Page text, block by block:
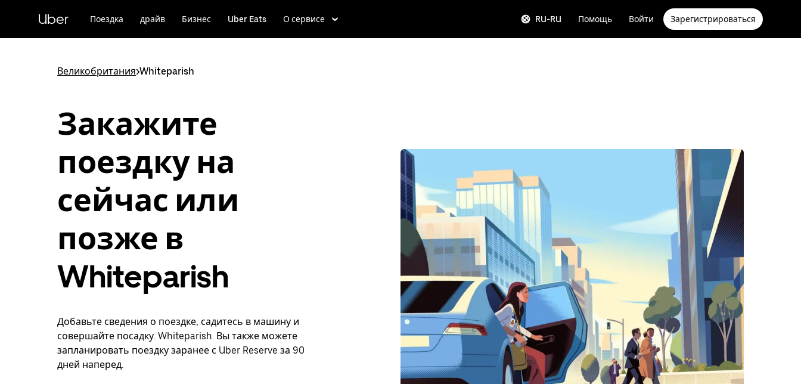
к
Uber Поездка драйв Бизнес Uber Eats О сервисе RU-RU Помощь Войти Зарегистрироваться
Великобритания>Whiteparish
Закажите
поездку на
сейчас или
позже в
Whiteparish
Добавьте сведения о поездке, садитесь в машину и
совершайте посадку. Whiteparish. Вы также можете
запланировать поездку заранее с Uber Reserve за 90
дней наперед.